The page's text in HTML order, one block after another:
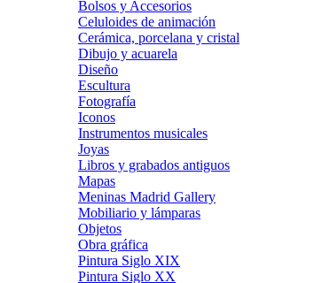
Bolsos y Accesorios
Celuloides de animación
Cerámica, porcelana y cristal
Dibujo y acuarela
Diseño
Escultura
Fotografía
Iconos
Instrumentos musicales
Joyas
Libros y grabados antiguos
Mapas
Meninas Madrid Gallery
Mobiliario y lámparas
Objetos
Obra gráfica
Pintura Siglo XIX
Pintura Siglo XX